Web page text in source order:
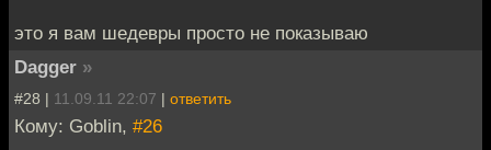
это я вам шедевры просто не показываю
Dagger »
#28 | 11.09.11 22:07 | ответить
Кому: Goblin, #26